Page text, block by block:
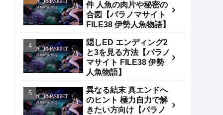
件 人魚の肉片や秘密の
合図【パラノマサイト
FILE38 伊勢人魚物語】
隠しED エンディング2
と3を見る方法【パラノ
マサイト FILE38 伊勢
人魚物語】
異なる結末 真エンドへ
のヒント 極力自力で解
きたい方向け【パラノ